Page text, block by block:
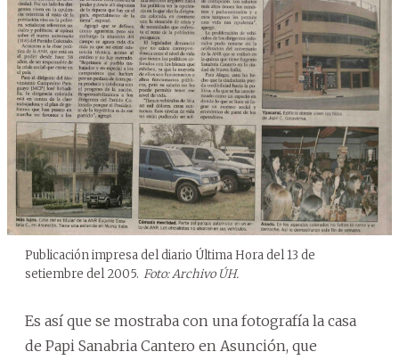
Publicación impresa del diario Última Hora del 13 de
setiembre del 2005. Foto: Archivo ÚH.
Es así que se mostraba con una fotografía la casa
de Papi Sanabria Cantero en Asunción, que